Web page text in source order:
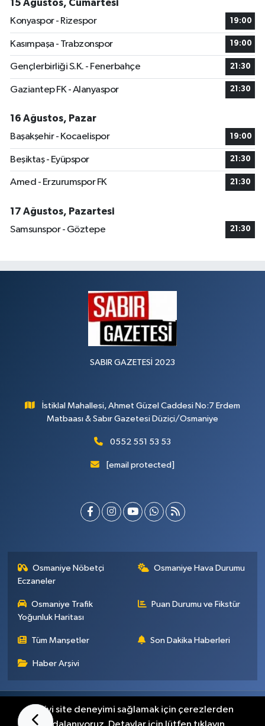
15 Ağustos, Cumartesi
Konyaspor - Rizespor
19:00
Kasımpaşa - Trabzonspor 19:00
Gençlerbirliği S.K. - Fenerbahçe 21:30
Gaziantep FK - Alanyaspor 21:30
16 Ağustos, Pazar
Başakşehir - Kocaelispor
19:00
Beşiktaş - Eyüpspor 21:30
Amed - Erzurumspor FK 21:30
17 Ağustos, Pazartesi
Samsunspor - Göztepe
21:30
SABIR GAZETESİ 2023
İstiklal Mahallesi, Ahmet Güzel Caddesi No:7 Erdem
Matbaası & Sabır Gazetesi Düziçi/Osmaniye
0552 551 53 53
[email protected]
Osmaniye Nöbetçi
Eczaneler
Osmaniye Hava Durumu
Osmaniye Trafik
Yoğunluk Haritası
Puan Durumu ve Fikstür
Tüm Manşetler Son Dakika Haberleri
Haber Arşivi
Künye İletişim Gizlilik Sözleşmesi
En iyi site deneyimi sağlamak için çerezlerden